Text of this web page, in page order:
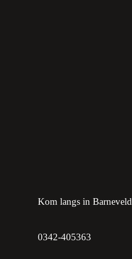
Kom langs in Barneveld
0342-405363